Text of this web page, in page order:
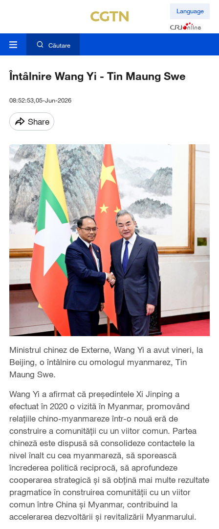
Language
Căutare
Întâlnire Wang Yi - Tin Maung Swe
08:52:53,05-Jun-2026
Share
Ministrul chinez de Externe, Wang Yi a avut vineri, la
Beijing, o întâlnire cu omologul myanmarez, Tin
Maung Swe.
Wang Yi a afirmat că preşedintele Xi Jinping a
efectuat în 2020 o vizită în Myanmar, promovând
relațiile chino-myanmareze într-o nouă eră de
construire a comunității cu un viitor comun. Partea
chineză este dispusă să consolideze contactele la
nivel înalt cu cea myanmareză, să sporească
încrederea politică reciprocă, să aprofundeze
cooperarea strategică și să obțină mai multe rezultate
pragmatice în construirea comunității cu un viitor
comun între China și Myanmar, contribuind la
accelerarea dezvoltării și revitalizării Myanmarului.